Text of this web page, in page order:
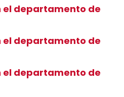
el departamento de
el departamento de
el departamento de